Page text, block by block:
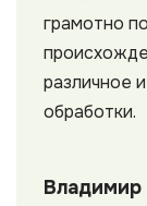
грамотно
различное
обработки.
Владимир